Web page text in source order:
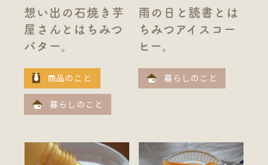
想い出の石焼き芋
屋さんとはちみつ
バター。
商品のこと
暮らしのこと
雨の日と読書とは
ちみつアイスコー
ヒー。
暮らしのこと